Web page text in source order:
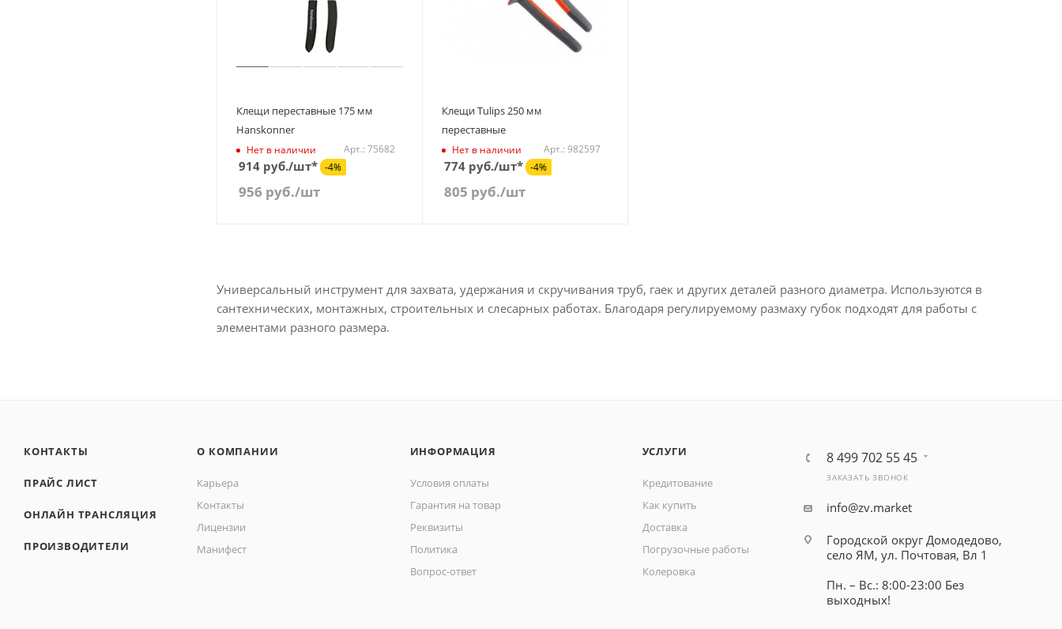
Клещи переставные 175 мм
Hanskonner
Нет в наличии Арт.: 75682
914 руб./шт* -4%
956 руб./шт
Клещи Tulips 250 мм
переставные
Нет в наличии Арт.: 982597
774 руб./шт* -4%
805 руб./шт
Универсальный инструмент для захвата, удержания и скручивания труб, гаек и других деталей разного диаметра. Используются в
сантехнических, монтажных, строительных и слесарных работах. Благодаря регулируемому размаху губок подходят для работы с
элементами разного размера.
КОНТАКТЫ
ПРАЙС ЛИСТ
ОНЛАЙН ТРАНСЛЯЦИЯ
ПРОИЗВОДИТЕЛИ
О КОМПАНИИ
Карьера
Контакты
Лицензии
Манифест
ИНФОРМАЦИЯ
Условия оплаты
Гарантия на товар
Реквизиты
Политика
Вопрос-ответ
УСЛУГИ
Кредитование
Как купить
Доставка
Погрузочные работы
Колеровка
8 499 702 55 45
ЗАКАЗАТЬ ЗВОНОК
info@zv.market
Городской округ Домодедово,
село ЯМ, ул. Почтовая, Вл 1
Пн. – Вс.: 8:00-23:00 Без
выходных!